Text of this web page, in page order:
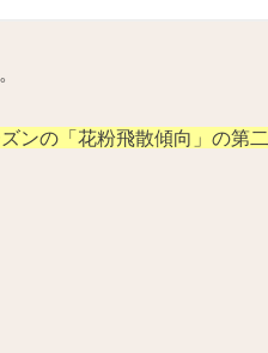
ンの「花粉飛散傾向」の第二